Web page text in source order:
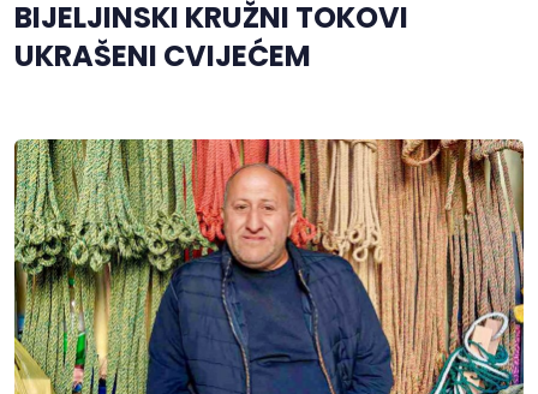
BIJELJINSKI KRUŽNI TOKOVI
UKRAŠENI CVIJEĆEM